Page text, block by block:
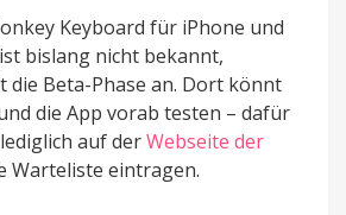
Keyboard für iPhone und
bislang nicht bekannt,
die Beta-Phase an. Dort könnt
die App vorab testen – dafür
auf derWebseite der
Warteliste eintragen.